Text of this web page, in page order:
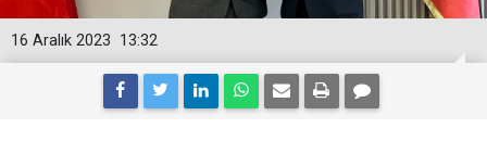
13:32
16 Aralık 2023